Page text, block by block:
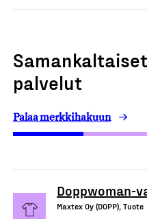
palvelut
Palaa merkkihakuun
Doppwoman-
Maxtex Oy (DOPP), Tuote